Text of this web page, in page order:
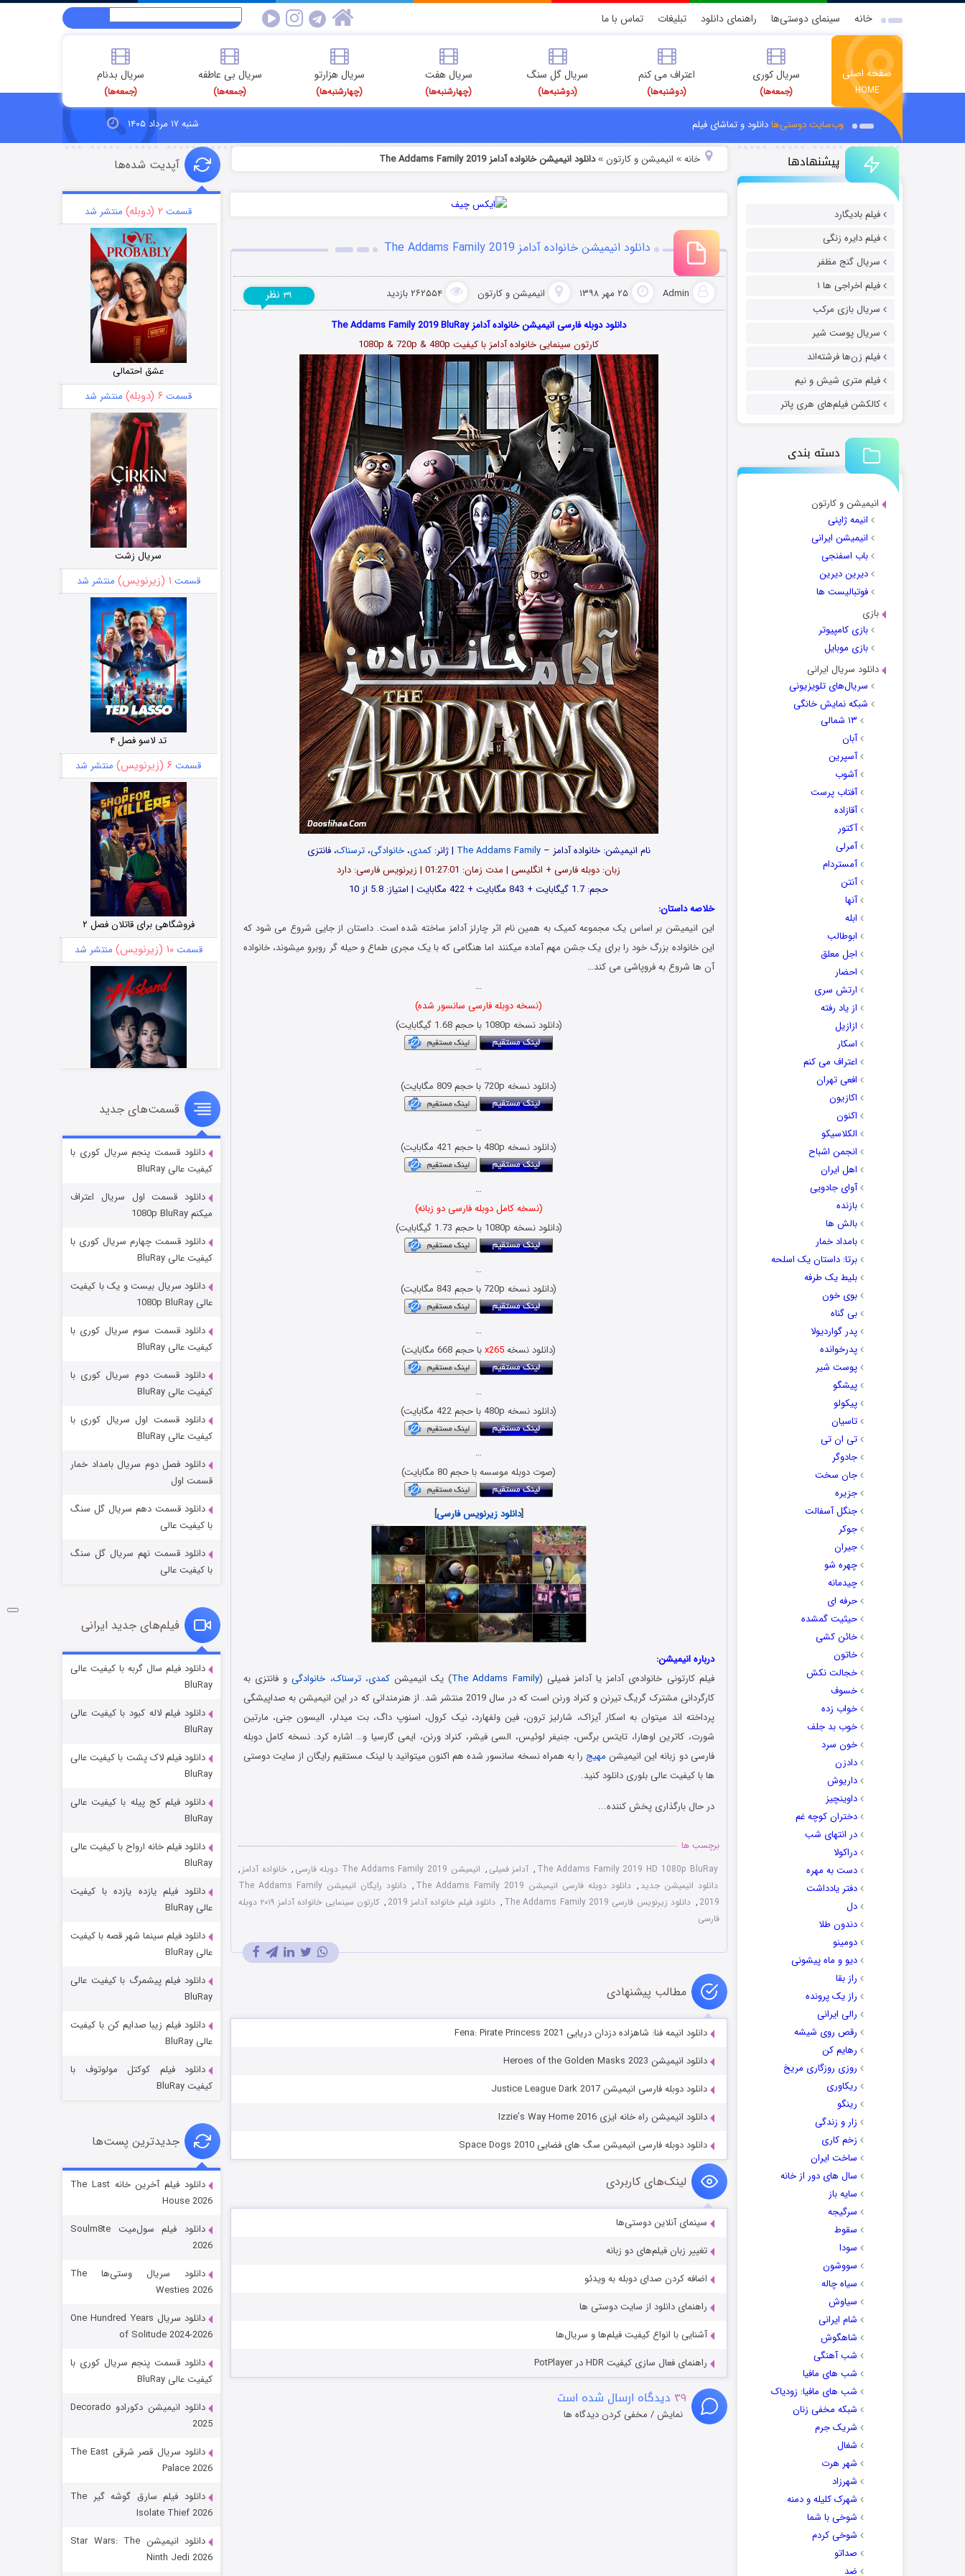
خانه سینمای دوستی‌ها راهنمای دانلود تبلیغات تماس با ما
صفحه اصلی
HOME
سریال کوری
(جمعه‌ها)
اعتراف می کنم
(دوشنبه‌ها)
سریال گل سنگ
(دوشنبه‌ها)
سریال هفت
(چهارشنبه‌ها)
سریال هزارتو
(چهارشنبه‌ها)
سریال بی عاطفه
(جمعه‌ها)
سریال بدنام
(جمعه‌ها)
وب‌سایت دوستی‌هادانلود و تماشای فیلم شنبه ۱۷ مرداد ۱۴۰۵
پیشنهادها
فیلم بادیگارد
فیلم دایره زنگی
سریال گنج مظفر
فیلم اخراجی ها ۱
سریال بازی مرکب
سریال پوست شیر
فیلم زن‌ها فرشته‌اند
فیلم متری شیش و نیم
کالکشن فیلم‌های هری پاتر
دسته بندی
انیمیشن و کارتون
انیمه ژاپنی
انیمیشن ایرانی
باب اسفنجی
دیرین دیرین
فوتبالیست ها
بازی
بازی کامپیوتر
بازی موبایل
دانلود سریال ایرانی
سریال‌های تلویزیونی
شبکه نمایش خانگی
۱۳ شمالی
آبان
آسپرین
آشوب
آفتاب پرست
آقازاده
آکتور
آمرلی
آمستردام
آنتن
آنها
ابله
ابوطالب
اجل معلق
احضار
ارتش سری
از یاد رفته
ازازیل
اسکار
اعتراف می کنم
افعی تهران
اکازیون
اکنون
الکلاسیکو
انجمن اشباح
اهل ایران
آوای جادویی
بازنده
بالش ها
بامداد خمار
برتا: داستان یک اسلحه
بلیط یک‌‌ طرفه
بوی خون
بی گناه
پدر گواردیولا
پدرخوانده
پوست شیر
پیشگو
پیکولو
تاسیان
تی ان تی
جادوگر
جان سخت
جزیره
جنگل آسفالت
جوکر
جیران
چهره شو
چیدمانه
حرفه ای
حیثیت گمشده
خائن کشی
خاتون
خجالت نکش
خسوف
خواب زده
خوب بد جلف
خون سرد
دادزن
داریوش
داوینچیز
دختران کوچه غم
در انتهای شب
دراکولا
دست به مهره
دفتر یادداشت
دل
دندون طلا
دومینو
دیو و ماه پیشونی
راز بقا
راز یک پرونده
رالی ایرانی
رقص روی شیشه
رهایم کن
روزی روزگاری مریخ
ریکاوری
رینگو
زار و زندگی
زخم کاری
ساخت ایران
سال های دور از خانه
سایه باز
سرگیجه
سقوط
سودا
سووشون
سیاه چاله
سیاوش
شام ایرانی
شاهگوش
شب آهنگی
شب های مافیا
شب های مافیا: زودیاک
شبکه مخفی زنان
شریک جرم
شغال
شهر هرت
شهرزاد
شهرک کلیله و دمنه
شوخی با شما
شوخی کردم
صداتو
ضد
خانه» انیمیشن و کارتون »دانلود انیمیشن خانواده آدامز The Addams Family 2019
دانلود انیمیشن خانواده آدامز The Addams Family 2019
Admin ۲۵ مهر ۱۳۹۸ انیمیشن و کارتون ۲۶۲۵۵۴ بازدید ۳۹ نظر
دانلود دوبله فارسی انیمیشن خانواده آدامز The Addams Family 2019 BluRay
کارتون سینمایی خانواده آدامز با کیفیت 1080p & 720p & 480p
نام انیمیشن: خانواده آدامز –The Addams Family | ژانر:کمدی،خانوادگی،ترسناک، فانتزی
زبان: دوبله فارسی + انگلیسی | مدت زمان: 01:27:01 | زیرنویس فارسی: دارد
حجم: 1.7 گیگابایت + 843 مگابایت + 422 مگابایت | امتیاز: 5.8 از 10
خلاصه داستان:
این انیمیشن بر اساس یک مجموعه کمیک به همین نام اثر چارلز آدامز ساخته شده است. داستان از جایی شروع می شود که
این خانواده بزرگ خود را برای یک جشن مهم آماده میکنند اما هنگامی که با یک مجری طماع و حیله گر روبرو میشوند، خانواده
آن ها شروع به فروپاشی می کند…
…
(نسخه دوبله فارسی سانسور شده)
(دانلود نسخه 1080p با حجم 1.68 گیگابایت)
…
(دانلود نسخه 720p با حجم 809 مگابایت)
…
(دانلود نسخه 480p با حجم 421 مگابایت)
…
(نسخه کامل دوبله فارسی دو زبانه)
(دانلود نسخه 1080p با حجم 1.73 گیگابایت)
…
(دانلود نسخه 720p با حجم 843 مگابایت)
…
(دانلود نسخهx265با حجم 668 مگابایت)
…
(دانلود نسخه 480p با حجم 422 مگابایت)
…
(صوت دوبله موسسه با حجم 80 مگابایت)
[دانلود زیرنویس فارسی]
درباره انیمیشن:
فیلم کارتونی خانواده‌ی آدامز یا آدامز فمیلی (The Addams Family) یک انیمیشنکمدی،ترسناک، خانوادگیو فانتزی به
کارگردانی مشترک گریگ تیرنن و کنراد ورنن است که در سال 2019 منتشر شد. از هنرمندانی که در این انیمیشن به صداپیشگی
پرداخته اند میتوان به اسکار آیزاک، شارلیز ترون، فین ولفهارد، نیک کرول، اسنوپ داگ، بت میدلر، الیسون جنی، مارتین
شورت، کاترین اوهارا، تایتس برگس، جنیفر لوئیس، السی فیشر، کنراد ورنن، ایمی گارسیا و… اشاره کرد. نسخه کامل دوبله
فارسی دو زبانه این انیمیشن مهیج را به همراه نسخه سانسور شده هم اکنون میتوانید با لینک مستقیم رایگان از سایت دوستی
ها با کیفیت عالی بلوری دانلود کنید.
در حال بارگذاری پخش کننده...
برچسب ها
The Addams Family 2019 HD 1080p BluRay
, آدامز فمیلی , انیمیشن The Addams Family 2019 دوبله فارسی , خانواده آدامز ,
دانلود انیمیشن جدید , دانلود دوبله فارسی انیمیشن The Addams Family 2019 ,
دانلود رایگان انیمیشن The Addams Family
2019
, دانلود زیرنویس فارسی The Addams Family 2019 , دانلود فیلم خانواده آدامز 2019 ,
کارتون سینمایی خانواده آدامز ۲۰۱۹ دوبله
فارسی
مطالب پیشنهادی
دانلود انیمه فنا: شاهزاده دزدان دریایی Fena: Pirate Princess 2021
دانلود انیمیشن Heroes of the Golden Masks 2023
دانلود دوبله فارسی انیمیشن Justice League Dark 2017
دانلود انیمیشن راه خانه ایزی Izzie’s Way Home 2016
دانلود دوبله فارسی انیمیشن سگ های فضایی Space Dogs 2010
لینک‌های کاربردی
سینمای آنلاین دوستی‌ها
تغییر زبان فیلم‌های دو زبانه
اضافه کردن صدای دوبله به ویدئو
راهنمای دانلود از سایت دوستی ها
آشنایی با انواع کیفیت فیلم‌ها و سریال‌ها
راهنمای فعال سازی کیفیت HDR در PotPlayer
۳۹ دیدگاه ارسال شده است
نمایش / مخفی کردن دیدگاه ها
آپدیت شده‌ها
قسمت ۲ (دوبله) منتشر شد
عشق احتمالی
قسمت ۶ (دوبله) منتشر شد
سریال زشت
قسمت ۱ (زیرنویس) منتشر شد
تد لاسو فصل ۴
قسمت ۶ (زیرنویس) منتشر شد
فروشگاهی برای قاتلان فصل ۲
قسمت۱۰ (زیرنویس) منتشر شد
شوهر
قسمت۸ (زیرنویس) منتشر شد
عملیات آپارتمان
مردگان متحرک: شهر مرده ۳
قسمت ۲ (زیرنویس) منتشر شد
شکست استوارت در نجات جهان
قسمت
شوگر فصل ۲
خاندان اژدها فصل ۳
قسمت
باب اسفنجی فصل ۱۷
قسمت
قسمت‌های جدید
دانلود قسمت پنجم سریال کوری با
کیفیت عالی BluRay
دانلود قسمت اول سریال اعتراف
میکنم 1080p BluRay
دانلود قسمت چهارم سریال کوری با
کیفیت عالی BluRay
دانلود سریال بیست و یک با کیفیت
عالی 1080p BluRay
دانلود قسمت سوم سریال کوری با
کیفیت عالی BluRay
دانلود قسمت دوم سریال کوری با
کیفیت عالی BluRay
دانلود قسمت اول سریال کوری با
کیفیت عالی BluRay
دانلود فصل دوم سریال بامداد خمار
قسمت اول
دانلود قسمت دهم سریال گل سنگ
با کیفیت عالی
دانلود قسمت نهم سریال گل سنگ
با کیفیت عالی
فیلم‌های جدید ایرانی
دانلود فیلم سال گربه با کیفیت عالی
BluRay
دانلود فیلم لاله کبود با کیفیت عالی
BluRay
دانلود فیلم لاک پشت با کیفیت عالی
BluRay
دانلود فیلم کج‌ پیله با کیفیت عالی
BluRay
دانلود فیلم خانه ارواح با کیفیت عالی
BluRay
دانلود فیلم یازده یازده با کیفیت
عالی BluRay
دانلود فیلم سینما شهر قصه با کیفیت
عالی BluRay
دانلود فیلم پیشمرگ با کیفیت عالی
BluRay
دانلود فیلم زیبا صدایم کن با کیفیت
عالی BluRay
دانلود فیلم کوکتل مولوتوف با
کیفیت BluRay
جدیدترین پست‌ها
دانلود فیلم آخرین خانه The Last
House 2026
دانلود فیلم سول‌میت Soulm8te
2026
دانلود سریال وستی‌ها The
Westies 2026
دانلود سریال One Hundred Years
of Solitude 2024-2026
دانلود قسمت پنجم سریال کوری با
کیفیت عالی BluRay
دانلود انیمیشن دکورادو Decorado
2025
دانلود سریال قصر شرقی The East
Palace 2026
دانلود فیلم سارق گوشه گیر The
Isolate Thief 2026
دانلود انیمیشن Star Wars: The
Ninth Jedi 2026